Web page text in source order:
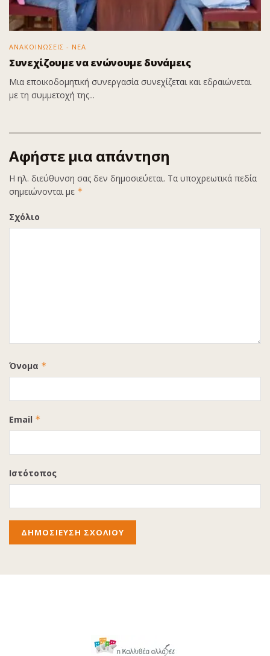
ΑΝΑΚΟΙΝΩΣΕΙΣ - ΝΕΑ
Συνεχίζουμε να ενώνουμε δυνάμεις
Μια εποικοδομητική συνεργασία συνεχίζεται και εδραιώνεται
με τη συμμετοχή της...
Αφήστε μια απάντηση
Η ηλ. διεύθυνση σας δεν δημοσιεύεται. Τα υποχρεωτικά πεδία
σημειώνονται με *
Σχόλιο
Όνομα *
Email *
Ιστότοπος